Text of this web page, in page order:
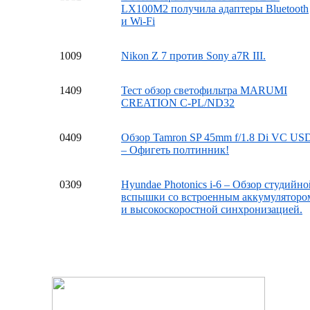
LX100M2 получила адаптеры Bluetooth
и Wi-Fi
1009 Nikon Z 7 против Sony a7R III.
1409
Тест обзор светофильтра MARUMI
CREATION C-PL/ND32
0409
Обзор Tamron SP 45mm f/1.8 Di VC
– Офигеть полтинник!
0309
Hyundae Photonics i-6 – Обзор
вспышки со встроенным
и высокоскоростной синхронизацией.